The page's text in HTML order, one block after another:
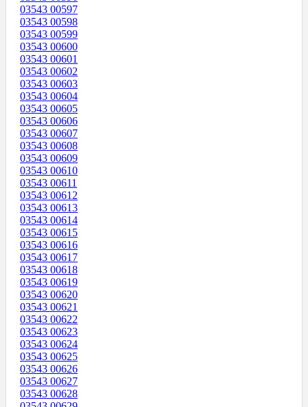
03543 00597
03543 00598
03543 00599
03543 00600
03543 00601
03543 00602
03543 00603
03543 00604
03543 00605
03543 00606
03543 00607
03543 00608
03543 00609
03543 00610
03543 00611
03543 00612
03543 00613
03543 00614
03543 00615
03543 00616
03543 00617
03543 00618
03543 00619
03543 00620
03543 00621
03543 00622
03543 00623
03543 00624
03543 00625
03543 00626
03543 00627
03543 00628